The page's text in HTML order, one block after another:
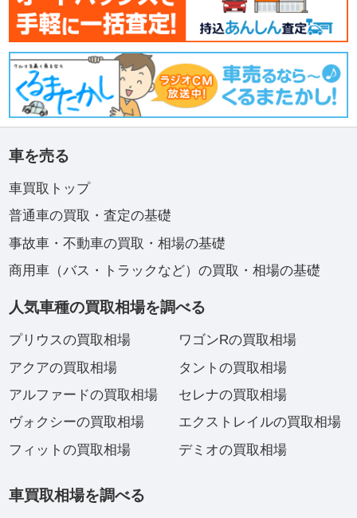
車を売る
車買取トップ
普通車の買取・査定の基礎
事故車・不動車の買取・相場の基礎
商用車（バス・トラックなど）の買取・相場の基礎
人気車種の買取相場を調べる
プリウスの買取相場
アクアの買取相場
アルファードの買取相場
ヴォクシーの買取相場
フィットの買取相場
ワゴンRの買取相場
タントの買取相場
セレナの買取相場
エクストレイルの買取相場
デミオの買取相場
車買取相場を調べる